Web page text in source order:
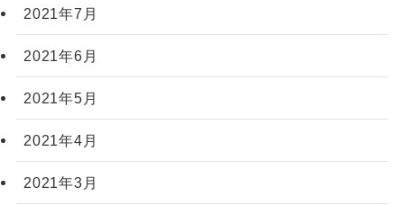
2021年7月
2021年6月
2021年5月
2021年4月
2021年3月